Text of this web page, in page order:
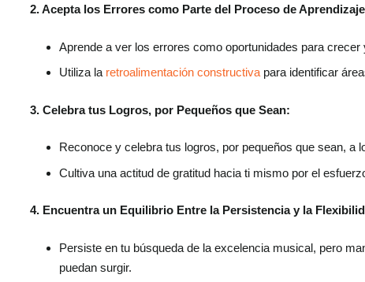
2. Acepta los Errores como Parte del Proceso de
Aprende a ver los errores como oportunidades para
Utiliza la retroalimentación constructivapara identificar
3. Celebra tus Logros, por Pequeños que Sean:
Reconoce y celebra tus logros, por pequeños que sean, a
Cultiva una actitud de gratitud hacia ti mismo por el
4. Encuentra un Equilibrio Entre la Persistencia y la
Persiste en tu búsqueda de la excelencia musical, pero
puedan surgir.